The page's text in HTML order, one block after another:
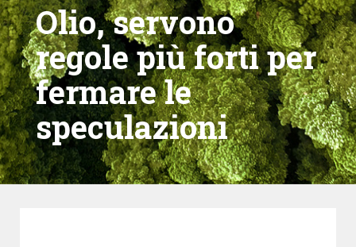
Olio, servono
regole più forti per
fermare le
speculazioni